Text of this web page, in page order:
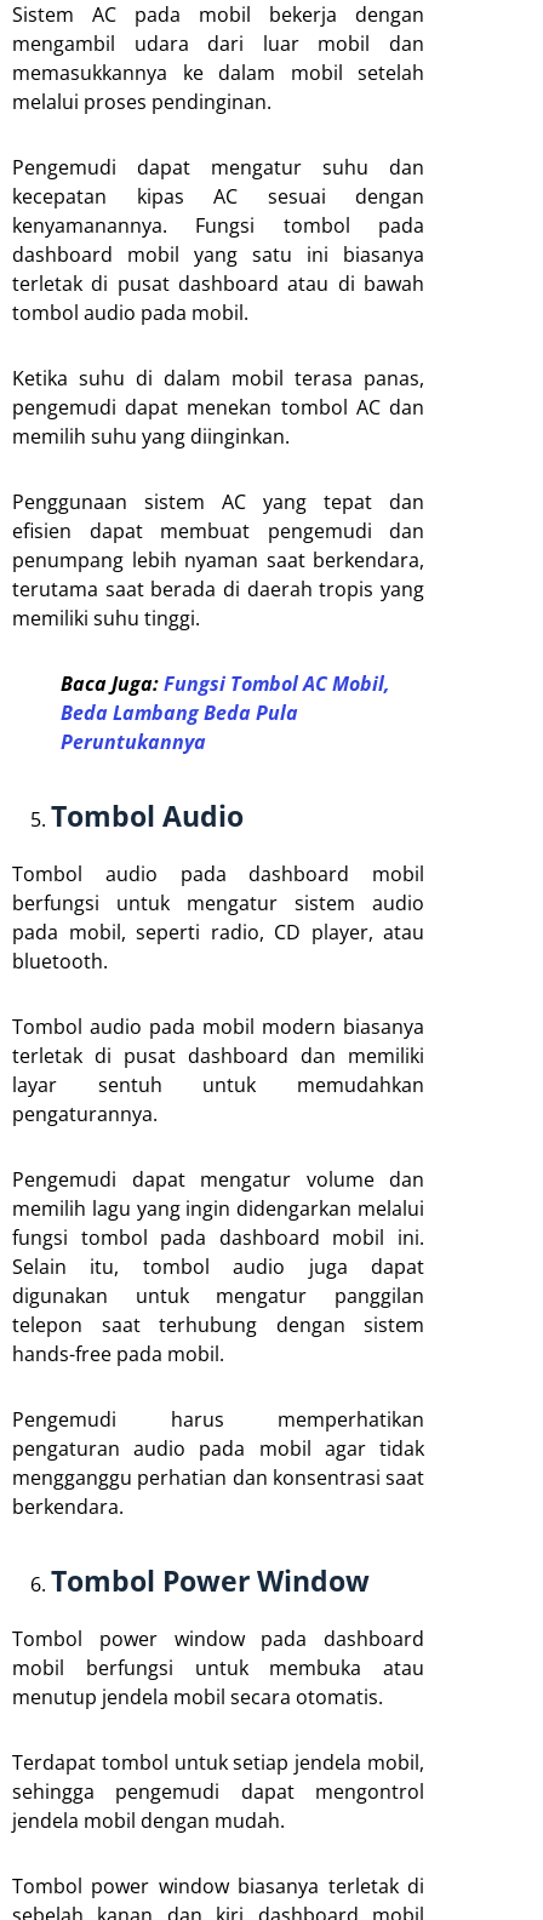
Sistem AC pada mobil bekerja dengan
mengambil udara dari luar mobil dan
memasukkannya ke dalam mobil setelah
melalui proses pendinginan.
Pengemudi dapat mengatur suhu dan
kecepatan kipas AC sesuai dengan
kenyamanannya. Fungsi tombol pada
dashboard mobil yang satu ini biasanya
terletak di pusat dashboard atau di bawah
tombol audio pada mobil.
Ketika suhu di dalam mobil terasa panas,
pengemudi dapat menekan tombol AC dan
memilih suhu yang diinginkan.
Penggunaan sistem AC yang tepat dan
efisien dapat membuat pengemudi dan
penumpang lebih nyaman saat berkendara,
terutama saat berada di daerah tropis yang
memiliki suhu tinggi.
Baca Juga:Fungsi Tombol AC Mobil,
Beda Lambang Beda Pula
Peruntukannya
Tombol Audio
Tombol audio pada dashboard mobil
berfungsi untuk mengatur sistem audio
pada mobil, seperti radio, CD player, atau
bluetooth.
Tombol audio pada mobil modern biasanya
terletak di pusat dashboard dan memiliki
layar sentuh untuk memudahkan
pengaturannya.
Pengemudi dapat mengatur volume dan
memilih lagu yang ingin didengarkan melalui
fungsi tombol pada dashboard mobil ini.
Selain itu, tombol audio juga dapat
digunakan untuk mengatur panggilan
telepon saat terhubung dengan sistem
hands-free pada mobil.
Pengemudi harus memperhatikan
pengaturan audio pada mobil agar tidak
mengganggu perhatian dan konsentrasi saat
berkendara.
Tombol Power Window
Tombol power window pada dashboard
mobil berfungsi untuk membuka atau
menutup jendela mobil secara otomatis.
Terdapat tombol untuk setiap jendela mobil,
sehingga pengemudi dapat mengontrol
jendela mobil dengan mudah.
Tombol power window biasanya terletak di